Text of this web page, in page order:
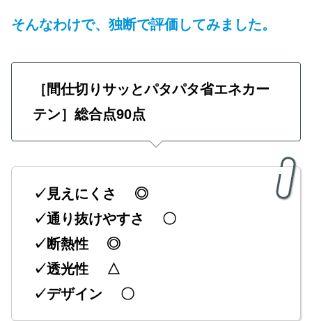
そんなわけで、独断で評価してみました。
［間仕切りサッとパタパタ省エネカー
テン］総合点90点
✓見えにくさ ◎
✓通り抜けやすさ 〇
✓断熱性 ◎
✓透光性 △
✓デザイン 〇